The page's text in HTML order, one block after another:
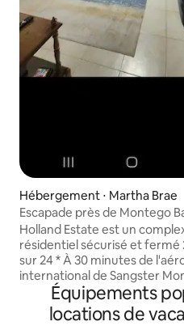
Hébergement ⋅ Martha Brae
Escapade près de Montego
Holland Estate est un
résidentiel sécurisé et fermé
sur 24 * À 30 minutes de l'aéroport
international de Sangster Montego Bay,
Pier 1, Margaritaville et plus
1 h d'Ochi Rios, des chutes de
Dunns River, des Mystic
Équipements
locations de